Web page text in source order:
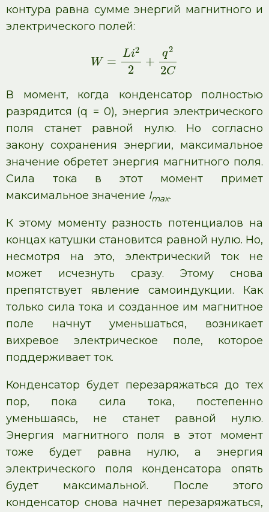
контура равна сумме энергий магнитного и
электрического полей:
W =
Li2
2
+
q2
2C
В момент, когда конденсатор полностью
разрядится (q = 0), энергия электрического
поля станет равной нулю. Но согласно
закону сохранения энергии, максимальное
значение обретет энергия магнитного поля.
Сила тока в этот момент примет
максимальное значение Imax.
К этому моменту разность потенциалов на
концах катушки становится равной нулю. Но,
несмотря на это, электрический ток не
может исчезнуть сразу. Этому снова
препятствует явление самоиндукции. Как
только сила тока и созданное им магнитное
поле начнут уменьшаться, возникает
вихревое электрическое поле, которое
поддерживает ток.
Конденсатор будет перезаряжаться до тех
пор, пока сила тока, постепенно
уменьшаясь, не станет равной нулю.
Энергия магнитного поля в этот момент
тоже будет равна нулю, а энергия
электрического поля конденсатора опять
будет максимальной. После этого
конденсатор снова начнет перезаряжаться,